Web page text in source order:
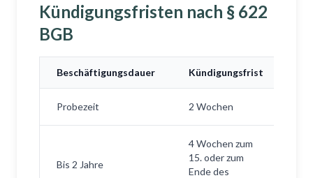
Kündigungsfristen nach § 622
BGB
Beschäftigungsdauer Kündigungsfrist
Probezeit 2 Wochen
Bis 2 Jahre
4 Wochen zum
15. oder zum
Ende des